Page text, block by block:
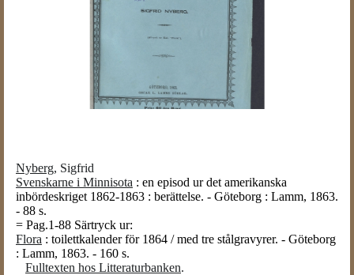
Nyberg, Sigfrid
Svenskarne i Minnisota : en episod ur det amerikanska
inbördeskriget 1862-1863 : berättelse. - Göteborg : Lamm, 1863.
- 88 s.
= Pag.1-88 Särtryck ur:
Flora : toilettkalender för 1864 / med tre stålgravyrer. - Göteborg
: Lamm, 1863. - 160 s.
Fulltexten hos Litteraturbanken.